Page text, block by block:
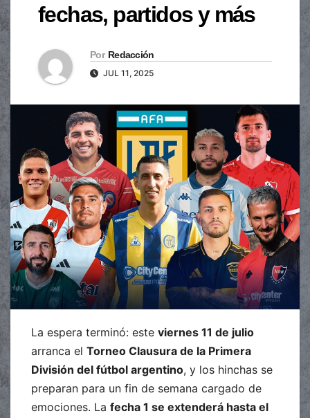
fechas, partidos y más
Por Redacción
JUL 11, 2025
La espera terminó: este viernes 11 de julio
arranca el Torneo Clausura de la Primera
División del fútbol argentino, y los hinchas se
preparan para un fin de semana cargado de
emociones. La fecha 1 se extenderá hasta el